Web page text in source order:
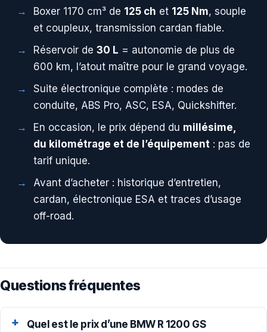
Boxer 1170 cm³ de 125 ch et 125 Nm, souple
et coupleux, transmission cardan fiable.
Réservoir de 30 L = autonomie de plus de
600 km, l’atout maître pour le grand voyage.
Suite électronique complète : modes de
conduite, ABS Pro, ASC, ESA, Quickshifter.
En occasion, le prix dépend du millésime,
du kilométrage et de l’équipement : pas de
tarif unique.
Avant d’acheter : historique d’entretien,
cardan, électronique ESA et traces d’usage
off-road.
Questions fréquentes
Quel est le prix d’une BMW R 1200 GS